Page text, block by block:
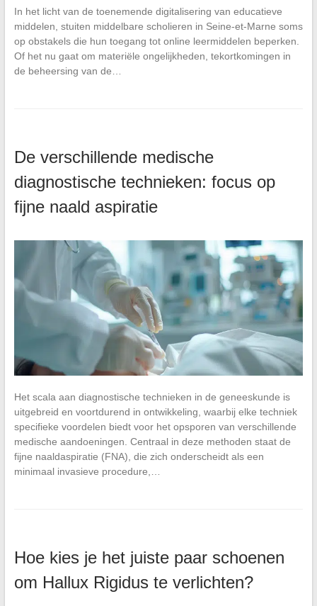
In het licht van de toenemende digitalisering van educatieve
middelen, stuiten middelbare scholieren in Seine-et-Marne soms
op obstakels die hun toegang tot online leermiddelen beperken.
Of het nu gaat om materiële ongelijkheden, tekortkomingen in
de beheersing van de…
De verschillende medische
diagnostische technieken: focus op
fijne naald aspiratie
Het scala aan diagnostische technieken in de geneeskunde is
uitgebreid en voortdurend in ontwikkeling, waarbij elke techniek
specifieke voordelen biedt voor het opsporen van verschillende
medische aandoeningen. Centraal in deze methoden staat de
fijne naaldaspiratie (FNA), die zich onderscheidt als een
minimaal invasieve procedure,…
Hoe kies je het juiste paar schoenen
om Hallux Rigidus te verlichten?